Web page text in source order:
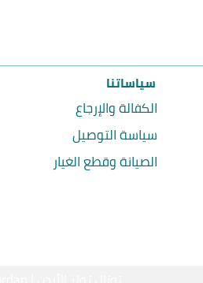
سياساتنا
الكفالة والإرجاع
سياسة التوصيل
الصيانة وقطع الغيار